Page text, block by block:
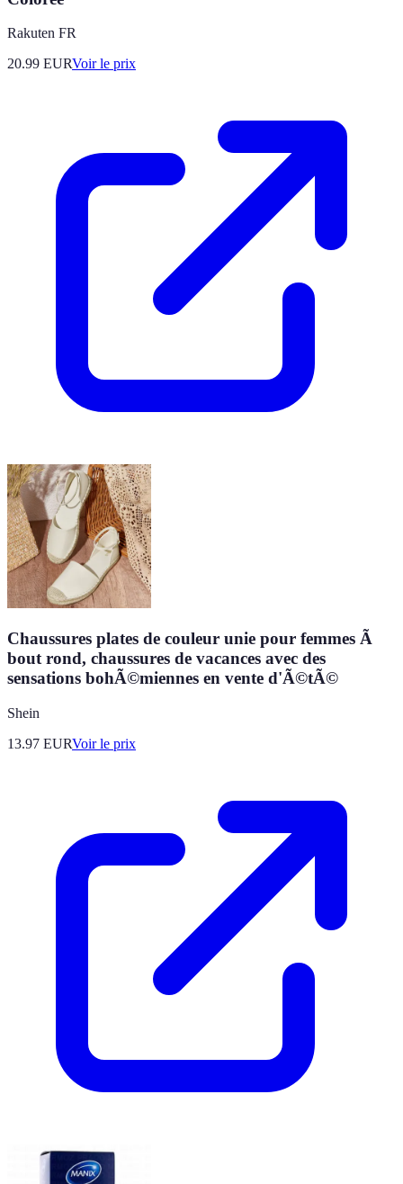
Rakuten FR
20.99 EURVoir le prix
Chaussures plates de couleur unie pour femmes Ã
bout rond, chaussures de vacances avec des
sensations bohÃ©miennes en vente d'Ã©tÃ©
Shein
13.97 EURVoir le prix